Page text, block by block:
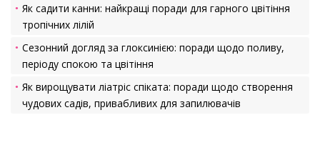
Як садити канни: найкращі поради для гарного цвітіння
тропічних лілій
Сезонний догляд за глоксинією: поради щодо поливу,
періоду спокою та цвітіння
Як вирощувати ліатріс спіката: поради щодо створення
чудових садів, привабливих для запилювачів